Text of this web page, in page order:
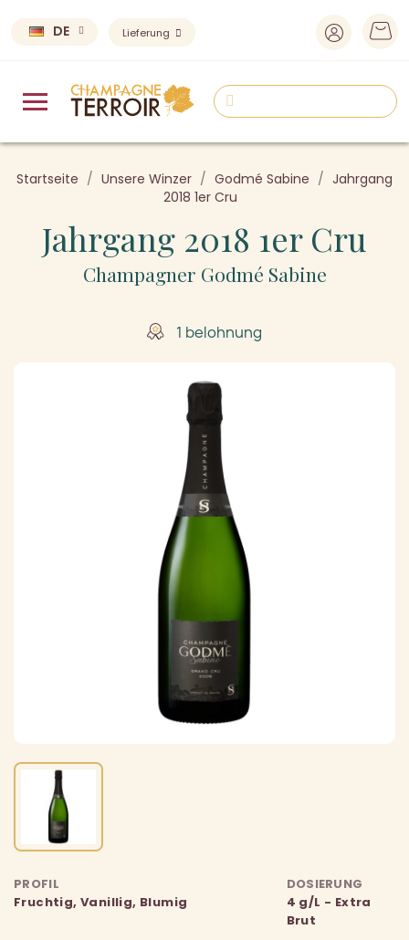
DE Lieferung
Startseite Unsere Winzer Godmé Sabine
Jahrgang
2018 1er Cru
Jahrgang 2018 1er Cru
Champagner Godmé Sabine
1 belohnung
PROFIL
Fruchtig, Vanillig, Blumig
DOSIERUNG
4 g/L - Extra
Brut